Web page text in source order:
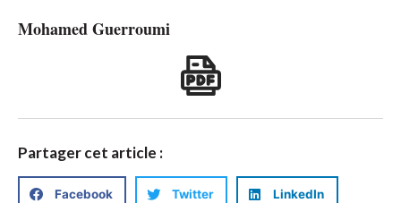
Mohamed Guerroumi
Partager cet article :
Facebook Twitter LinkedIn